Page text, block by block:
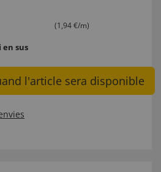
(1,94 €/m)
sus
l'article sera disponible